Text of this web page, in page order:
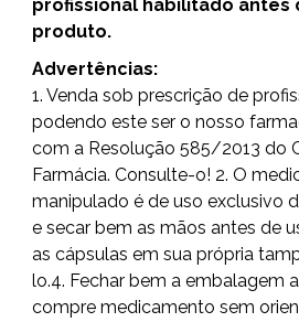
profissional habilitado antes
produto.
Advertências:
1. Venda sob prescrição de
podendo este ser o nosso
com a Resolução 585/2013 do
Farmácia. Consulte-o! 2. O
manipulado é de uso exclusivo
e secar bem as mãos antes de
as cápsulas em sua própria
lo.4. Fechar bem a embalagem
compre medicamento sem